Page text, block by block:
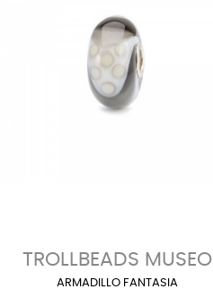
TROLLBEADS MUSEO
ARMADILLO FANTASIA